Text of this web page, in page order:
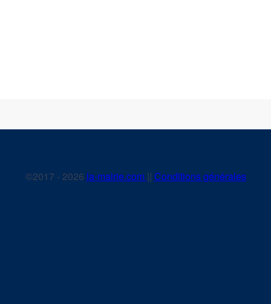
©2017 - 2026 la-mairie.com || Conditions générales